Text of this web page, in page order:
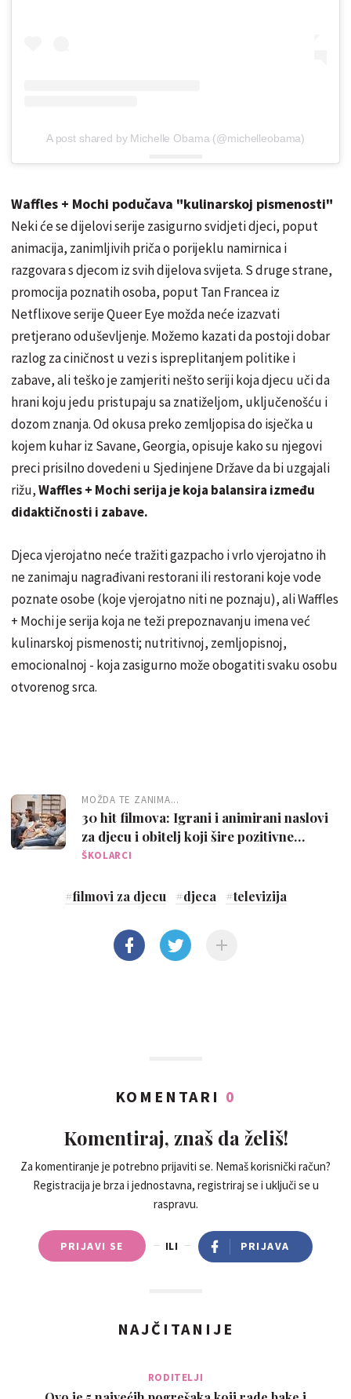
A post shared by Michelle Obama (@michelleobama)
Waffles + Mochi podučava "kulinarskoj pismenosti"
Neki će se dijelovi serije zasigurno svidjeti djeci, poput
animacija, zanimljivih priča o porijeklu namirnica i
razgovara s djecom iz svih dijelova svijeta. S druge strane,
promocija poznatih osoba, poput Tan Francea iz
Netflixove serije Queer Eye možda neće izazvati
pretjerano oduševljenje. Možemo kazati da postoji dobar
razlog za ciničnost u vezi s ispreplitanjem politike i
zabave, ali teško je zamjeriti nešto seriji koja djecu uči da
hrani koju jedu pristupaju sa znatiželjom, uključenošću i
dozom znanja. Od okusa preko zemljopisa do isječka u
kojem kuhar iz Savane, Georgia, opisuje kako su njegovi
preci prisilno dovedeni u Sjedinjene Države da bi uzgajali
rižu,Waffles + Mochi serija je koja balansira između
didaktičnosti i zabave.
Djeca vjerojatno neće tražiti gazpacho i vrlo vjerojatno ih
ne zanimaju nagrađivani restorani ili restorani koje vode
poznate osobe (koje vjerojatno niti ne poznaju), ali Waffles
+ Mochi je serija koja ne teži prepoznavanju imena već
kulinarskoj pismenosti; nutritivnoj, zemljopisnoj,
emocionalnoj - koja zasigurno može obogatiti svaku osobu
otvorenog srca.
MOŽDA TE ZANIMA...
30 hit filmova: Igrani i animirani naslovi
za djecu i obitelj koji šire pozitivne
poruke
ŠKOLARCI
#filmovi za djecu #djeca #televizija
KOMENTARI 0
Komentiraj, znaš da želiš!
Za komentiranje je potrebno prijaviti se. Nemaš korisnički račun?
Registracija je brza i jednostavna, registriraj se i uključi se u
raspravu.
PRIJAVI SE ILI PRIJAVA
NAJČITANIJE
RODITELJI